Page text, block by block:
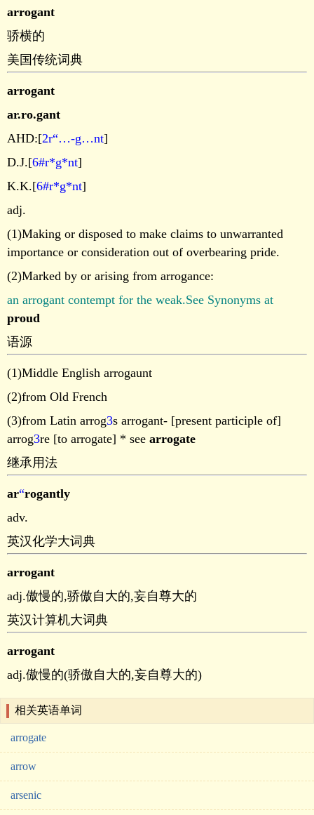
arrogant
骄横的
美国传统词典
arrogant
ar.ro.gant
AHD:[2r“…-g…nt]
D.J.[6#r*g*nt]
K.K.[6#r*g*nt]
adj.
(1)Making or disposed to make claims to unwarranted
importance or consideration out of overbearing pride.
(2)Marked by or arising from arrogance:
an arrogant contempt for the weak.See Synonyms at
proud
语源
(1)Middle English arrogaunt
(2)from Old French
(3)from Latin arrog3s arrogant- [present participle of]
arrog3re [to arrogate] * see arrogate
继承用法
ar“rogantly
adv.
英汉化学大词典
arrogant
adj.傲慢的,骄傲自大的,妄自尊大的
英汉计算机大词典
arrogant
adj.傲慢的(骄傲自大的,妄自尊大的)
相关英语单词
arrogate
arrow
arsenic